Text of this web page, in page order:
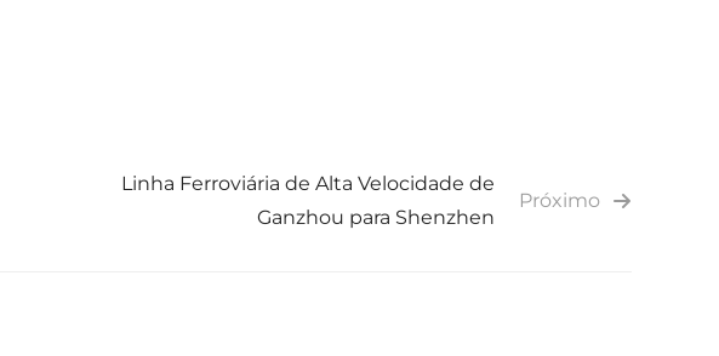
Próximo
Linha Ferroviária de Alta Velocidade de
Ganzhou para Shenzhen